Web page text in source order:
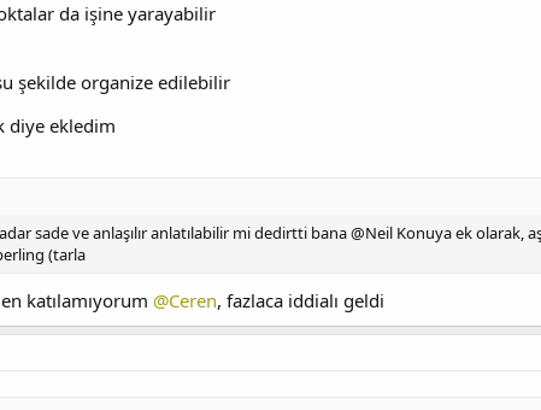
da işine yarayabilir
şekilde organize edilebilir
diye ekledim
sade ve anlaşılır anlatılabilir mi dedirtti bana @Neil Konuya ek olarak,
(tarla
katılamıyorum @Ceren, fazlaca iddialı geldi